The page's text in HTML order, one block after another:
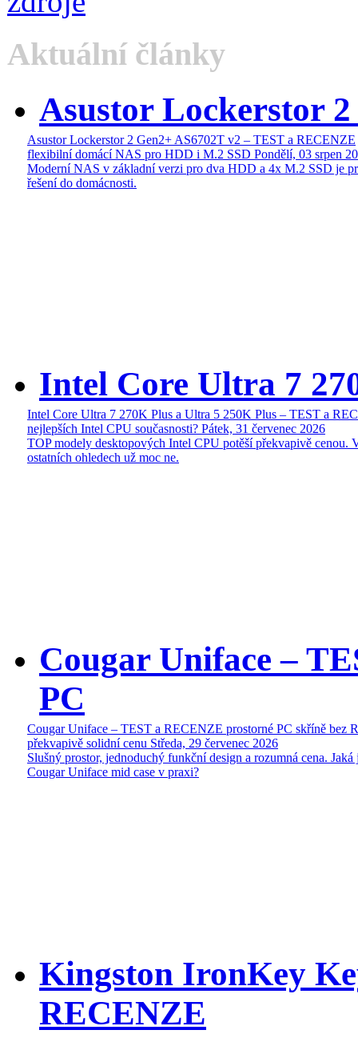
Aktuální články
Asustor Lockerstor
Asustor Lockerstor 2 Gen2+ AS6702T v2 – TEST a RECENZE
flexibilní domácí NAS pro HDD i M.2 SSD Pondělí, 03 srpen
Moderní NAS v základní verzi pro dva HDD a 4x M.2 SSD je
řešení do domácnosti.
Intel Core Ultra 7
Intel Core Ultra 7 270K Plus a Ultra 5 250K Plus – TEST a
nejlepších Intel CPU současnosti? Pátek, 31 červenec 2026
TOP modely desktopových Intel CPU potěší překvapivě cenou.
ostatních ohledech už moc ne.
Cougar Uniface –
PC
Cougar Uniface – TEST a RECENZE prostorné PC skříně bez
překvapivě solidní cenu Středa, 29 červenec 2026
Slušný prostor, jednoduchý funkční design a rozumná cena. Jaká
Cougar Uniface mid case v praxi?
Kingston IronKey
RECENZE